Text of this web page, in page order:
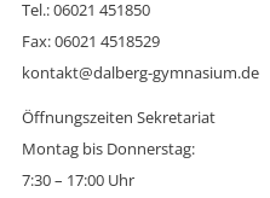
Tel.: 06021 451850
Fax: 06021 4518529
kontakt@dalberg-gymnasium.de
Öffnungszeiten Sekretariat
Montag bis Donnerstag:
7:30 – 17:00 Uhr